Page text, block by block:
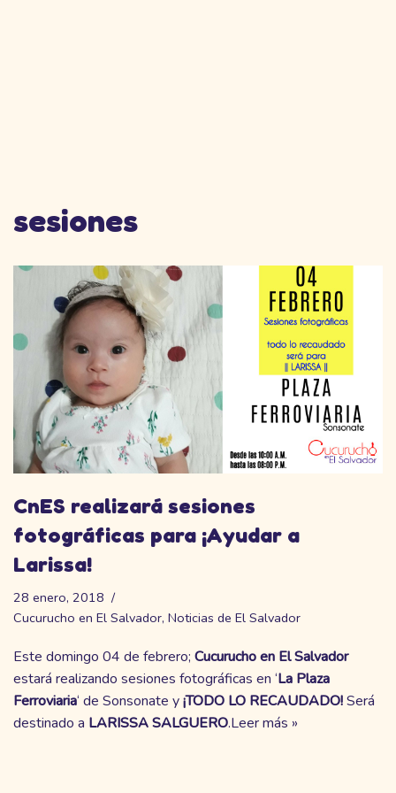
sesiones
CnES realizará sesiones
fotográficas para ¡Ayudar a
Larissa!
28 enero, 2018
Cucurucho en El Salvador, Noticias de El Salvador
Este domingo 04 de febrero; Cucurucho en El Salvador
estará realizando sesiones fotográficas en ‘La Plaza
Ferroviaria‘ de Sonsonate y¡TODO LO RECAUDADO!Será
destinado a LARISSA SALGUERO.Leer más »